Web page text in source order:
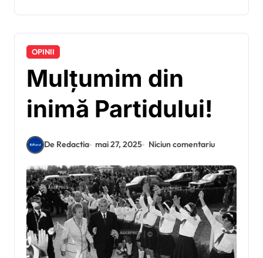
OPINII
Mulțumim din
inimă Partidului!
De Redactia mai 27, 2025 Niciun comentariu